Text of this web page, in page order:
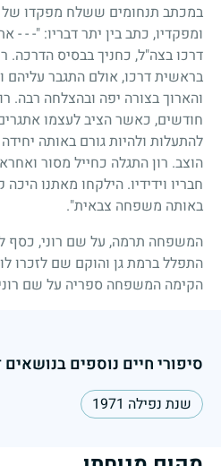
במכתב תנחומים ששלח מפקדו של
ומפקדיו, כתב בין יתר דבריו: "- - -
דרכו בצה"ל, כחניך בבסיס הדרכה.
בראשית דרכו, אולם התגבר
והארוך בצורה יפה ובהצלחה רבה.
חודשים, כאשר הציב לעצמו
להתעלות ולהיות גורם באותה
הוצב. רון התגלה כחייל מסור
חבריו וידידיו. הילקחו מאתנו
באותה משפחה צבאית".
המשפחה תרמה, על שם רוני, כסף
התפלל ברמת גן והוקם שם לזכרו
הקימה המשפחה ספריה על שם
סיפורי חיים נוספים בנושאים
שנת נפילה 1971